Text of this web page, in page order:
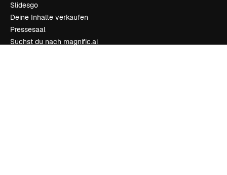
Slidesgo
Deine Inhalte verkaufen
Pressesaal
Suchst du nach magnific.ai